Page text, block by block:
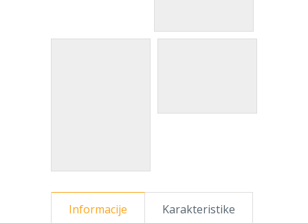
Informacije Karakteristike